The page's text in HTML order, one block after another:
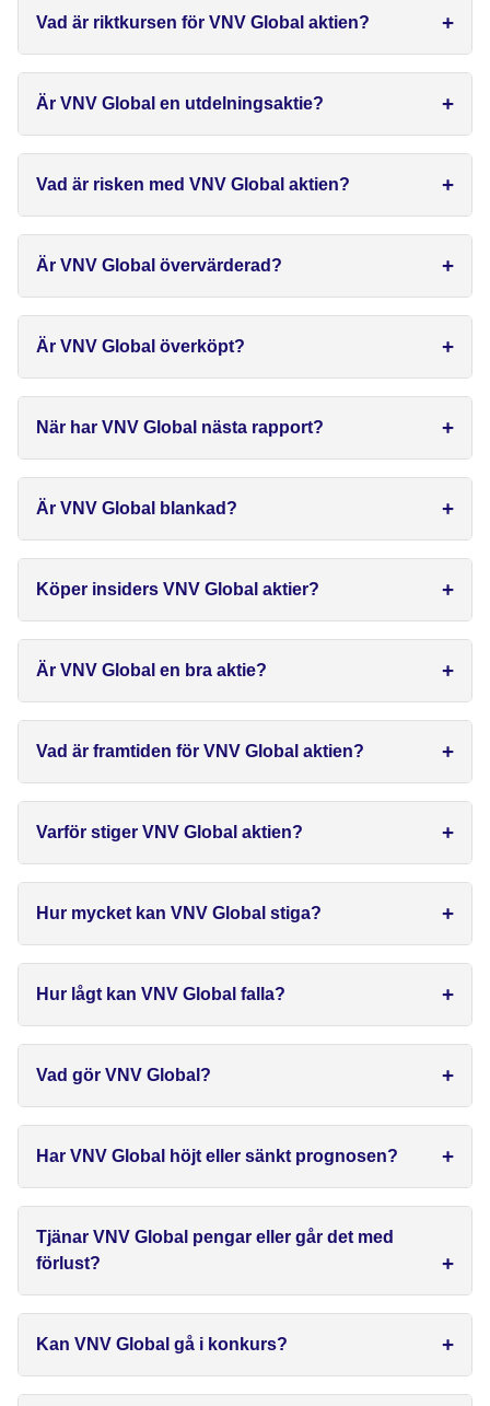
Vad är riktkursen för VNV Global aktien?
Är VNV Global en utdelningsaktie?
Vad är risken med VNV Global aktien?
Är VNV Global övervärderad?
Är VNV Global överköpt?
När har VNV Global nästa rapport?
Är VNV Global blankad?
Köper insiders VNV Global aktier?
Är VNV Global en bra aktie?
Vad är framtiden för VNV Global aktien?
Varför stiger VNV Global aktien?
Hur mycket kan VNV Global stiga?
Hur lågt kan VNV Global falla?
Vad gör VNV Global?
Har VNV Global höjt eller sänkt prognosen?
Tjänar VNV Global pengar eller går det med
förlust?
Kan VNV Global gå i konkurs?